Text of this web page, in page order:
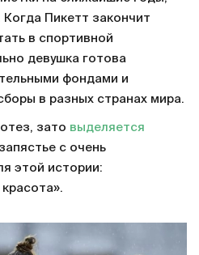
Когда Пикетт закончит
в спортивной
девушка готова
фондами и
в разных странах мира.
зато выделяется
с очень
этой истории: